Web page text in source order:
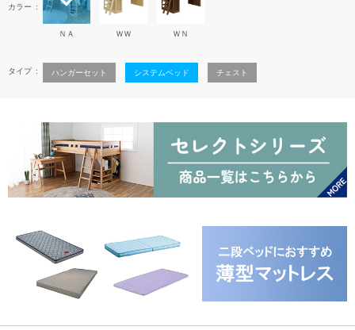
カラー
ＮＡ ＷＷ ＷＮ
タイプ ハンガーセット システムベッド チェスト